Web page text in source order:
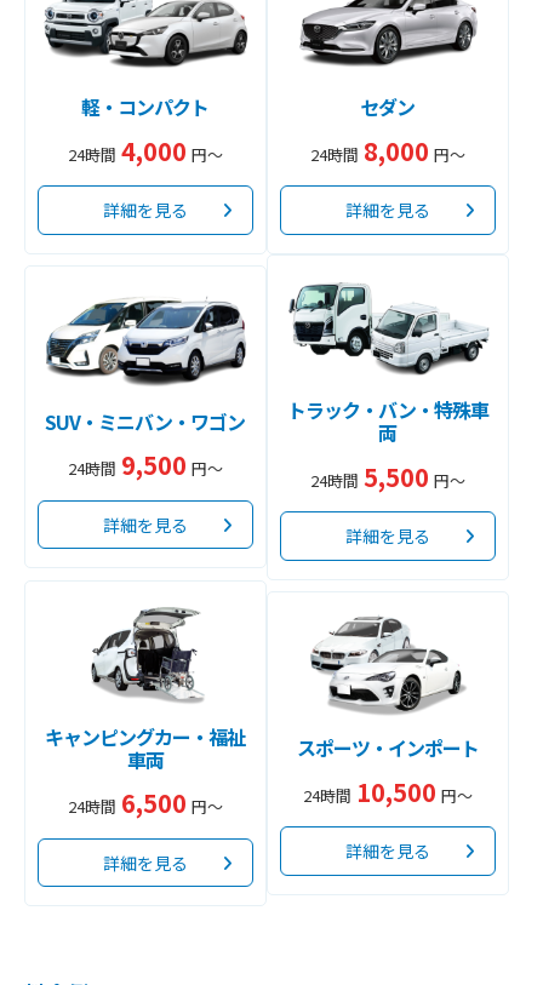
軽・コンパクト
24時間 4,000 円～
詳細を見る
セダン
24時間 8,000 円～
詳細を見る
SUV・ミニバン・ワゴン
24時間 9,500 円～
詳細を見る
トラック・バン・特殊車
両
24時間 5,500 円～
詳細を見る
キャンピングカー・福祉
車両
24時間 6,500 円～
詳細を見る
スポーツ・インポート
24時間 10,500 円～
詳細を見る